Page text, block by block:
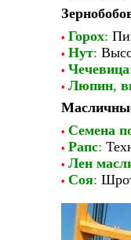
• Горох:
• Нут:
• Чечевица
• Люпин,
• Семена
• Рапс:
• Лен
• Соя: